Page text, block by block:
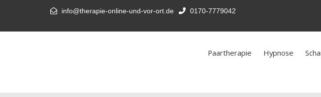
info@therapie-online-und-vor-ort.de 0170-7779042
Paartherapie Hypnose